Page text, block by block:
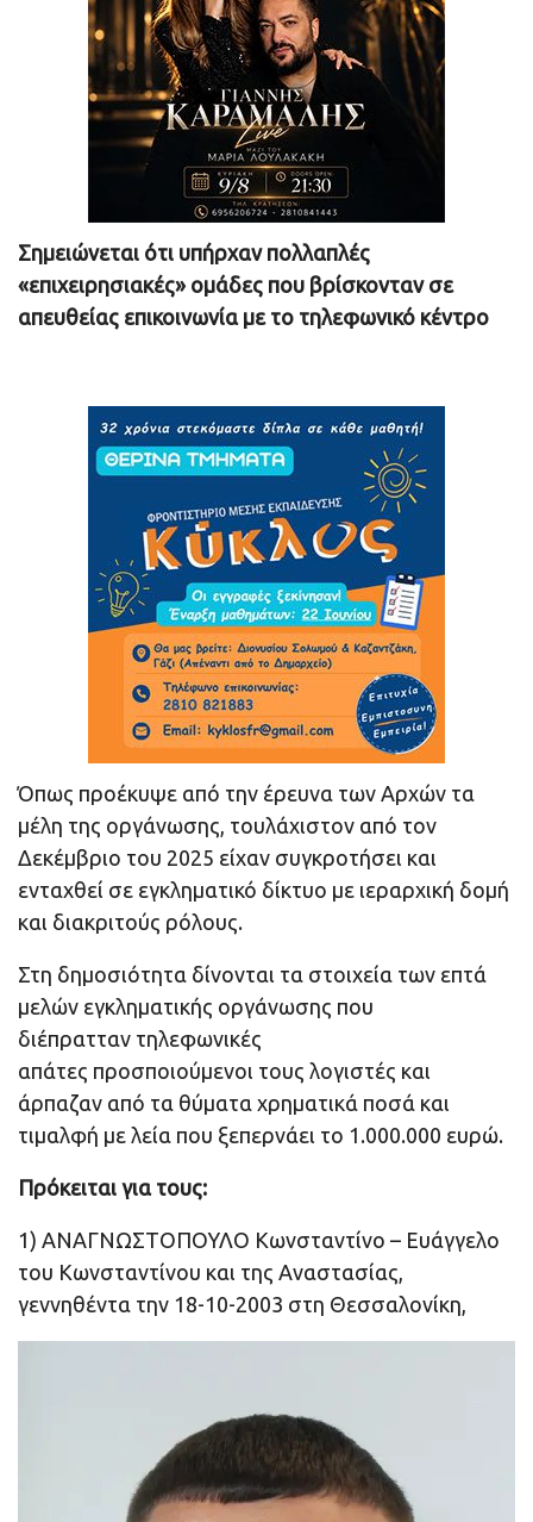
Σημειώνεται ότι υπήρχαν πολλαπλές
«επιχειρησιακές» ομάδες που βρίσκονταν σε
απευθείας επικοινωνία με το τηλεφωνικό κέντρο
Όπως προέκυψε από την έρευνα των Αρχών τα
μέλη της οργάνωσης, τουλάχιστον από τον
Δεκέμβριο του 2025 είχαν συγκροτήσει και
ενταχθεί σε εγκληματικό δίκτυο με ιεραρχική δομή
και διακριτούς ρόλους.
Στη δημοσιότητα δίνονται τα στοιχεία των επτά
μελών εγκληματικής οργάνωσης που
διέπρατταν τηλεφωνικές
απάτες προσποιούμενοι τους λογιστές και
άρπαζαν από τα θύματα χρηματικά ποσά και
τιμαλφή με λεία που ξεπερνάει το 1.000.000 ευρώ.
Πρόκειται για τους:
1) ΑΝΑΓΝΩΣΤΟΠΟΥΛΟ Κωνσταντίνο – Ευάγγελο
του Κωνσταντίνου και της Αναστασίας,
γεννηθέντα την 18-10-2003 στη Θεσσαλονίκη,